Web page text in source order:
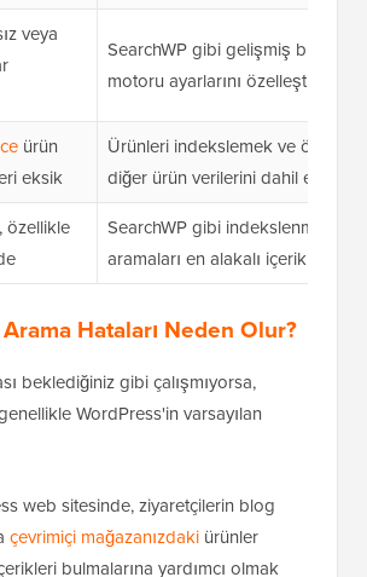
veya
SearchWP gibi gelişmiş bir
motoru ayarlarını özelleştirin
ürün
eksik
Ürünleri indekslemek ve
diğer ürün verilerini dahil etmek
özellikle
SearchWP gibi indekslenmiş bir
aramaları en alakalı içerik
Hataları Neden Olur?
beklediğiniz gibi çalışmıyorsa,
WordPress'in varsayılan
web sitesinde, ziyaretçilerin blog
çevrimiçi mağazanızdaki ürünler
bulmalarına yardımcı olmak